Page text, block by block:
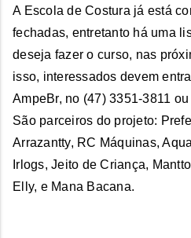
A Escola de Costura já está
fechadas, entretanto há uma
deseja fazer o curso, nas
isso, interessados devem
AmpeBr, no (47) 3351-3811
São parceiros do projeto:
Arrazantty, RC Máquinas,
Irlogs, Jeito de Criança,
Elly, e Mana Bacana.